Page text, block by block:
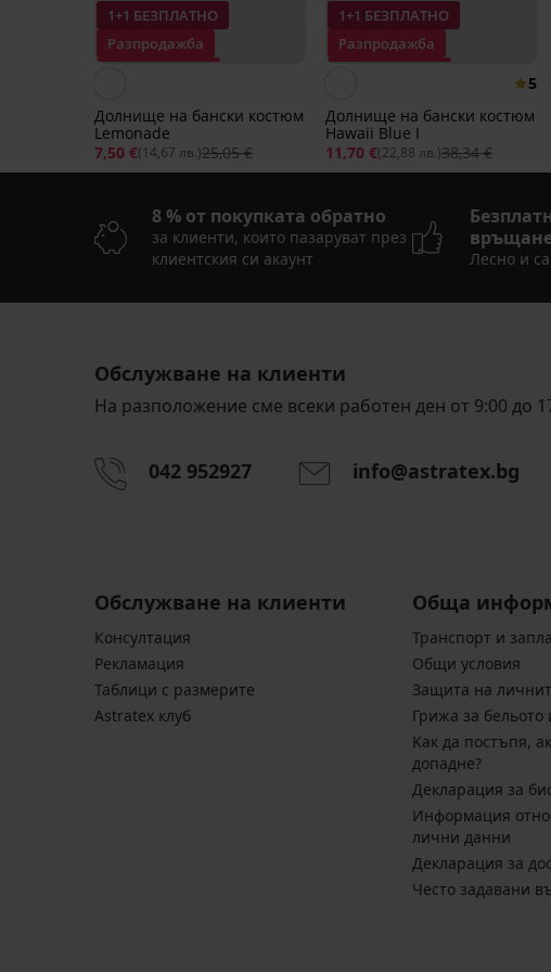
1+1 БЕЗПЛАТНО
Разпродажба
Долнище на бански костюм
Lemonade
7,50 €(14,67 лв.)25,05 €
1+1 БЕЗПЛАТНО
Разпродажба
5
Долнище на бански костюм
Hawaii Blue I
11,70 €(22,88 лв.)38,34 €
бански
костюм
лв.)
36,99
(72,35
лв.)
бански
костюм
лв.)
41,41
(80,99
лв.)
бански
костюм
Първоначална цена
41,41
€
(80,99
лв.)
8 % от покупката обратно
за клиенти, които пазаруват през
клиентския си акаунт
Лесно и
Обслужване на клиенти
На разположение сме всеки работен ден от 9:00 до
042 952927 info@astratex.bg
Обслужване на клиенти
Консултация
Pекламация
Таблици с размерите
Astratex клуб
Обща
Транспорт и
Общи условия
Защита на
Грижа за бельото
Kак да постъпя,
допадне?
Декларация за
Информация
лични данни
Декларация за
Често задавани